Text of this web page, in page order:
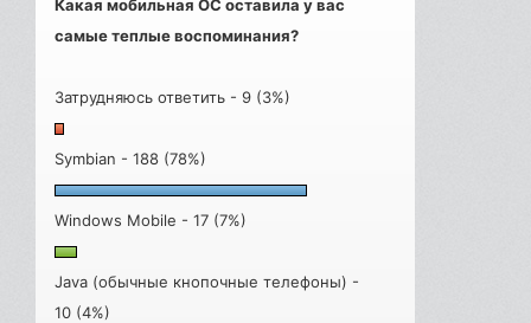
Какая мобильная ОС оставила у вас
самые теплые воспоминания?
Затрудняюсь ответить - 9 (3%)
Symbian - 188 (78%)
Windows Mobile - 17 (7%)
Java (обычные кнопочные телефоны) -
10 (4%)